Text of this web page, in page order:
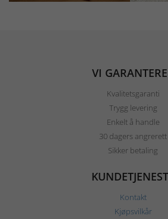
VI
Kvalitetsgaranti
Trygg levering
Enkelt å handle
30 dagers angrerett
Sikker betaling
Kontakt
Kjøpsvilkår